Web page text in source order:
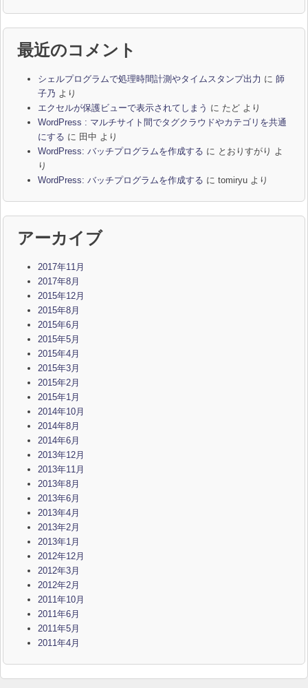
最近のコメント
シェルプログラムで処理時間計測やタイムスタンプ出力 に 師
子乃 より
エクセルが保護ビューで表示されてしまう に たどより
WordPress : マルチサイト間でタグクラウドやカテゴリを共通
にする に 田中 より
WordPress: バッチプログラムを作成する に とおりすがり よ
り
WordPress: バッチプログラムを作成する に tomiryuより
アーカイブ
2017年11月
2017年8月
2015年12月
2015年8月
2015年6月
2015年5月
2015年4月
2015年3月
2015年2月
2015年1月
2014年10月
2014年8月
2014年6月
2013年12月
2013年11月
2013年8月
2013年6月
2013年4月
2013年2月
2013年1月
2012年12月
2012年3月
2012年2月
2011年10月
2011年6月
2011年5月
2011年4月